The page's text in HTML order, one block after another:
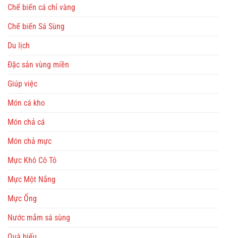
Chế biến cá chỉ vàng
Chế biến Sá Sùng
Du lịch
Đặc sản vùng miền
Giúp việc
Món cá kho
Món chả cá
Món chả mực
Mực Khô Cô Tô
Mực Một Nắng
Mực Ống
Nước mắm sá sùng